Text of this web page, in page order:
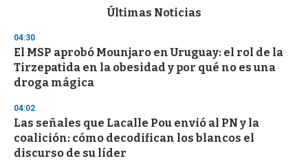
d
s
o
f
3
s
e
c
o
n
Últimas Noticias
04:30
El MSP aprobó Mounjaro en Uruguay: el rol de la
Tirzepatida en la obesidad y por qué no es una
droga mágica
04:02
Las señales que Lacalle Pou envió al PN y la
coalición: cómo decodifican los blancos el
discurso de su líder